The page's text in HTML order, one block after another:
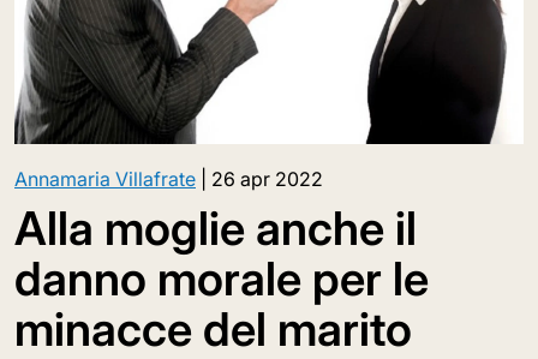
Annamaria Villafrate 26 apr 2022
Alla moglie anche il
danno morale per le
minacce del marito